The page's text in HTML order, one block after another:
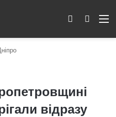
Пошук
Switch skin
відразу